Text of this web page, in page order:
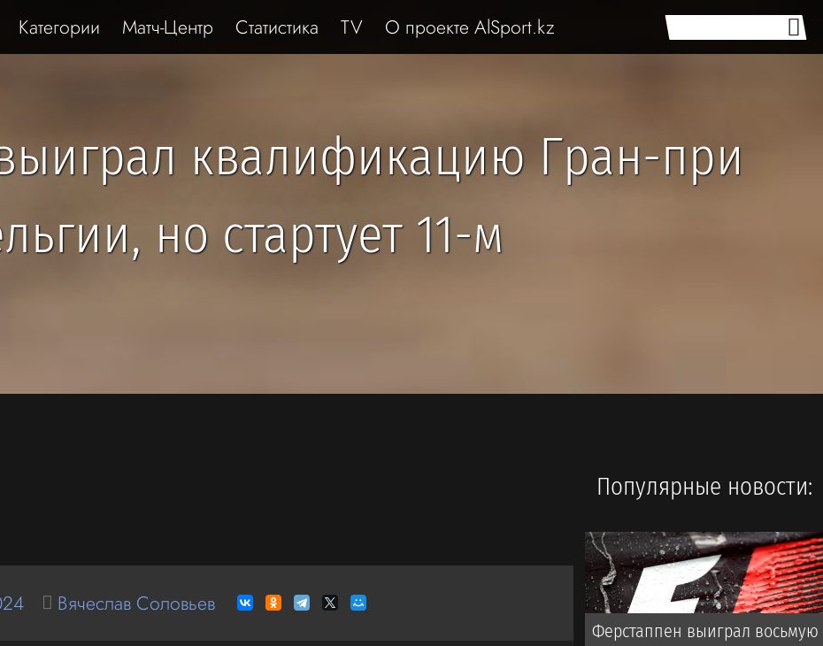
Категории Матч-Центр Статистика TV О проекте AlSport.kz
квалификацию Гран-при
но стартует 11-м
Вячеслав Соловьев
Популярные новости:
Ферстаппен выиграл восьмую